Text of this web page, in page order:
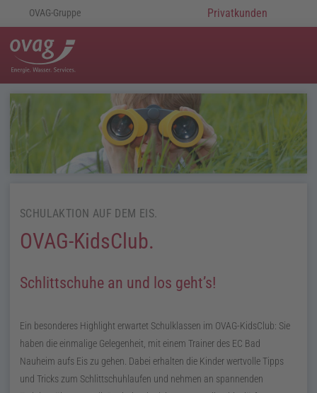
OVAG-Gruppe Privatkunden
SCHULAKTION AUF DEM EIS.
OVAG-KidsClub.
Schlittschuhe an und los geht’s!
Ein besonderes Highlight erwartet Schulklassen im OVAG-KidsClub: Sie
haben die einmalige Gelegenheit, mit einem Trainer des EC Bad
Nauheim aufs Eis zu gehen. Dabei erhalten die Kinder wertvolle Tipps
und Tricks zum Schlittschuhlaufen und nehmen an spannenden